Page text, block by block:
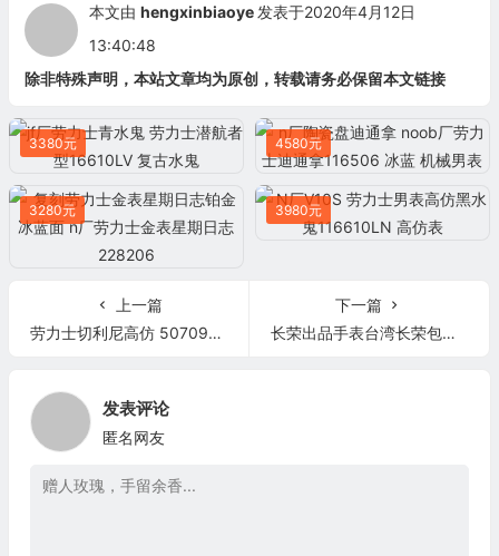
本文由 hengxinbiaoye 发表于2020年4月12日
13:40:48
除非特殊声明，本站文章均为原创，转载请务必保留本文链接
3380元 4580元
3280元 3980元
上一篇
劳力士切利尼高仿 50709RBR 男士自动机械表手表 香港组装
下一篇
长荣出品手表台湾长荣包金劳力士金表126333 41
发表评论
匿名网友